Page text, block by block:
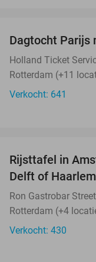
Dagtocht Parijs
Holland Ticket
Rotterdam (+11
Verkocht: 641
Rijsttafel in
Delft of Haarlem
Ron Gastrobar
Rotterdam (+4
Verkocht: 430